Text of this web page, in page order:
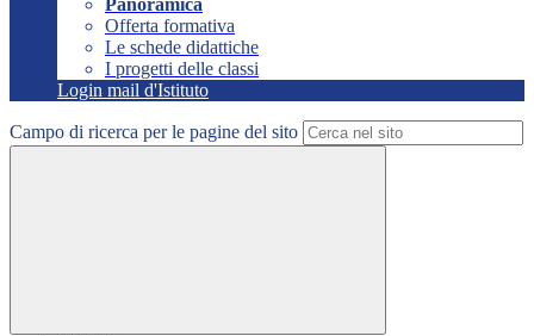
Panoramica
Offerta formativa
Le schede didattiche
I progetti delle classi
Login mail d'Istituto
Campo di ricerca per le pagine del sito